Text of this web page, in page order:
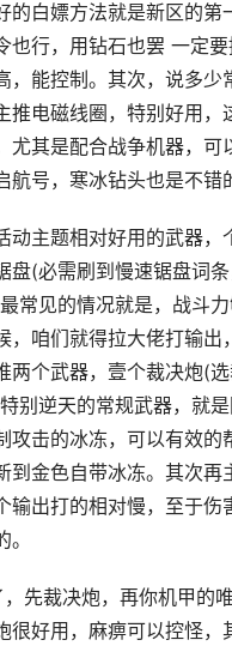
的白嫖方法就是新区的第
也行，用钻石也罢 一定
，能控制。其次，说多少
推电磁线圈，特别好用，
尤其是配合战争机器，可
航号，寒冰钻头也是不错
主题相对好用的武器，
盘(必需刷到慢速锯盘词
常见的情况就是，战斗
，咱们就得拉大佬打输出
两个武器，壹个裁决炮(
别逆天的常规武器，就
攻击的冰冻，可以有效的
到金色自带冰冻。其次再
输出打的相对慢，至于伤
裁决炮，再你机甲的
很好用，麻痹可以控怪，